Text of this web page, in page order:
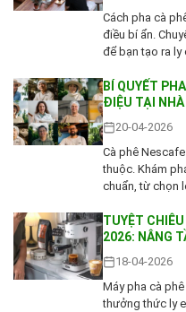
Cách pha cà
điều bí ẩn.
để bạn tạo ra ly
BÍ QUYẾT
ĐIỆU TẠI
20-04-2026
Cà phê
thuộc. Khám
chuẩn, từ chọn
TUYỆT
2026: NÂNG
18-04-2026
Máy pha cà
thưởng thức ly